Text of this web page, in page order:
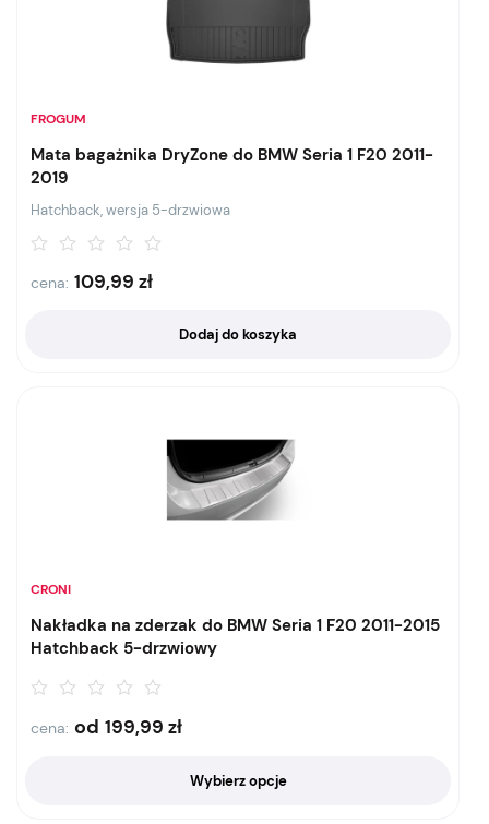
FROGUM
Mata bagażnika DryZone do BMW Seria 1 F20 2011-
2019
Hatchback, wersja 5-drzwiowa
cena: 109,99 zł
Dodaj do koszyka
CRONI
Nakładka na zderzak do BMW Seria 1 F20 2011-2015
Hatchback 5-drzwiowy
cena: od 199,99 zł
Wybierz opcje